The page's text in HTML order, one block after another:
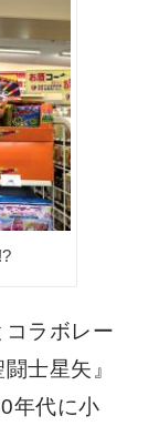
コラボレー
士星矢』
年代に小